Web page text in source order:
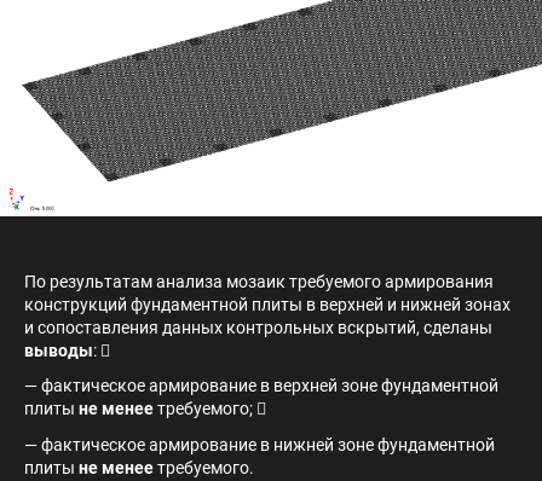
По результатам анализа мозаик требуемого армирования
конструкций фундаментной плиты в верхней и нижней зонах
и сопоставления данных контрольных вскрытий, сделаны
выводы: 
— фактическое армирование в верхней зоне фундаментной
плиты не менеетребуемого; 
— фактическое армирование в нижней зоне фундаментной
плиты не менеетребуемого.